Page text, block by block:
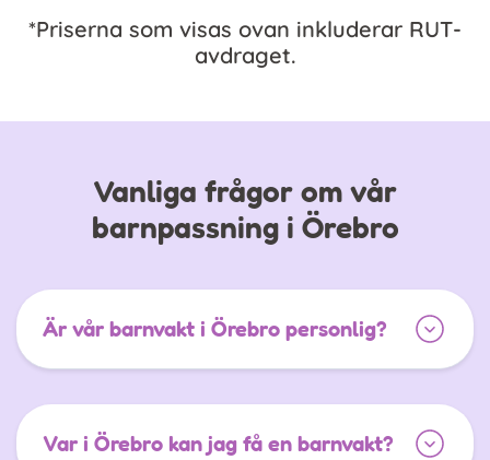
*Priserna som visas ovan inkluderar RUT-
avdraget.
Vanliga frågor om vår
barnpassning i Örebro
Är vår barnvakt i Örebro personlig?
Var i Örebro kan jag få en barnvakt?